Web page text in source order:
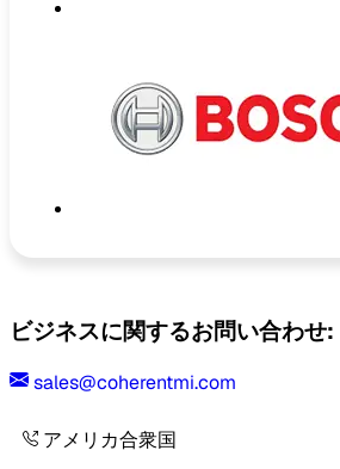
ビジネスに関するお問い合わせ:
sales@coherentmi.com
アメリカ合衆国